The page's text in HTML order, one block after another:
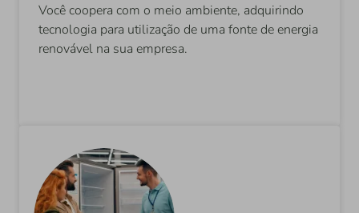
Você coopera com o meio ambiente, adquirindo
tecnologia para utilização de uma fonte de energia
renovável na sua empresa.